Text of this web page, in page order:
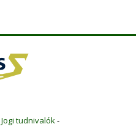
Jogi tudnivalók-